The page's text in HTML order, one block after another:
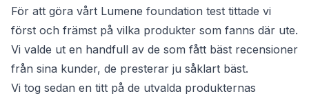
För att göra vårt Lumene foundation test tittade vi
först och främst på vilka produkter som fanns där ute.
Vi valde ut en handfull av de som fått bäst recensioner
från sina kunder, de presterar ju såklart bäst.
Vi tog sedan en titt på de utvalda produkternas